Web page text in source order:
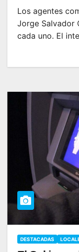
Los agentes
Jorge Salvador
cada uno. El
DESTACADAS